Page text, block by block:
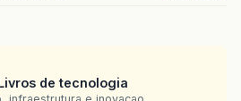
de tecnologia